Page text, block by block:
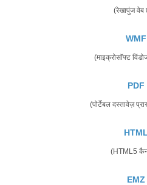
(रेखापुंज वेब
WMF
(माइक्रोसॉफ्ट
PDF
(पोर्टेबल दस्तावेज़
HTML
(HTML5
EMZ